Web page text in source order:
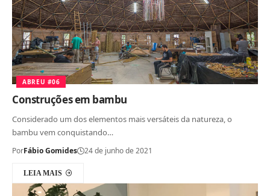
ABREU #06
Construções em bambu
Considerado um dos elementos mais versáteis da natureza, o
bambu vem conquistando…
PorFábio Gomides 24 de junho de 2021
LEIA MAIS